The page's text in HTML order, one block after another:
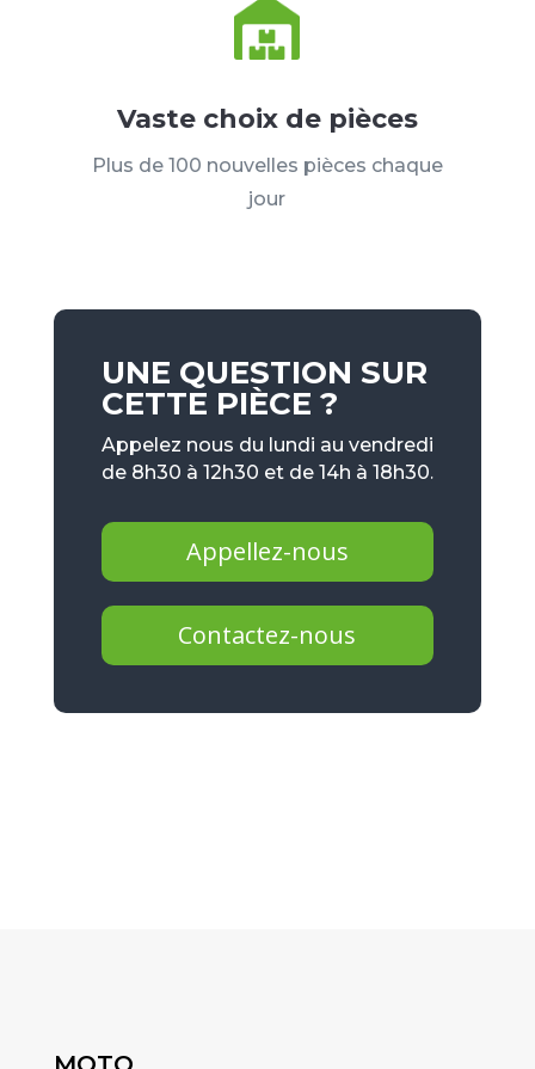
Vaste choix de pièces
Plus de 100 nouvelles pièces chaque
jour
UNE QUESTION SUR
CETTE PIÈCE ?
Appelez nous du lundi au vendredi
de 8h30 à 12h30 et de 14h à 18h30.
Appellez-nous
Contactez-nous